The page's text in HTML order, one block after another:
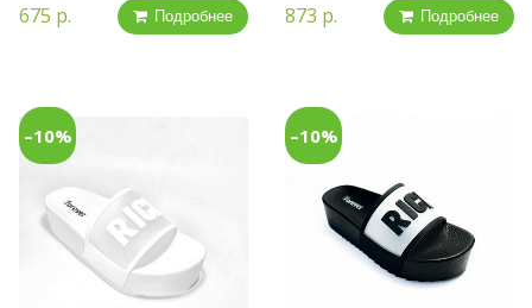
675 р. Подробнее 873 р. Подробнее
–10% –10%